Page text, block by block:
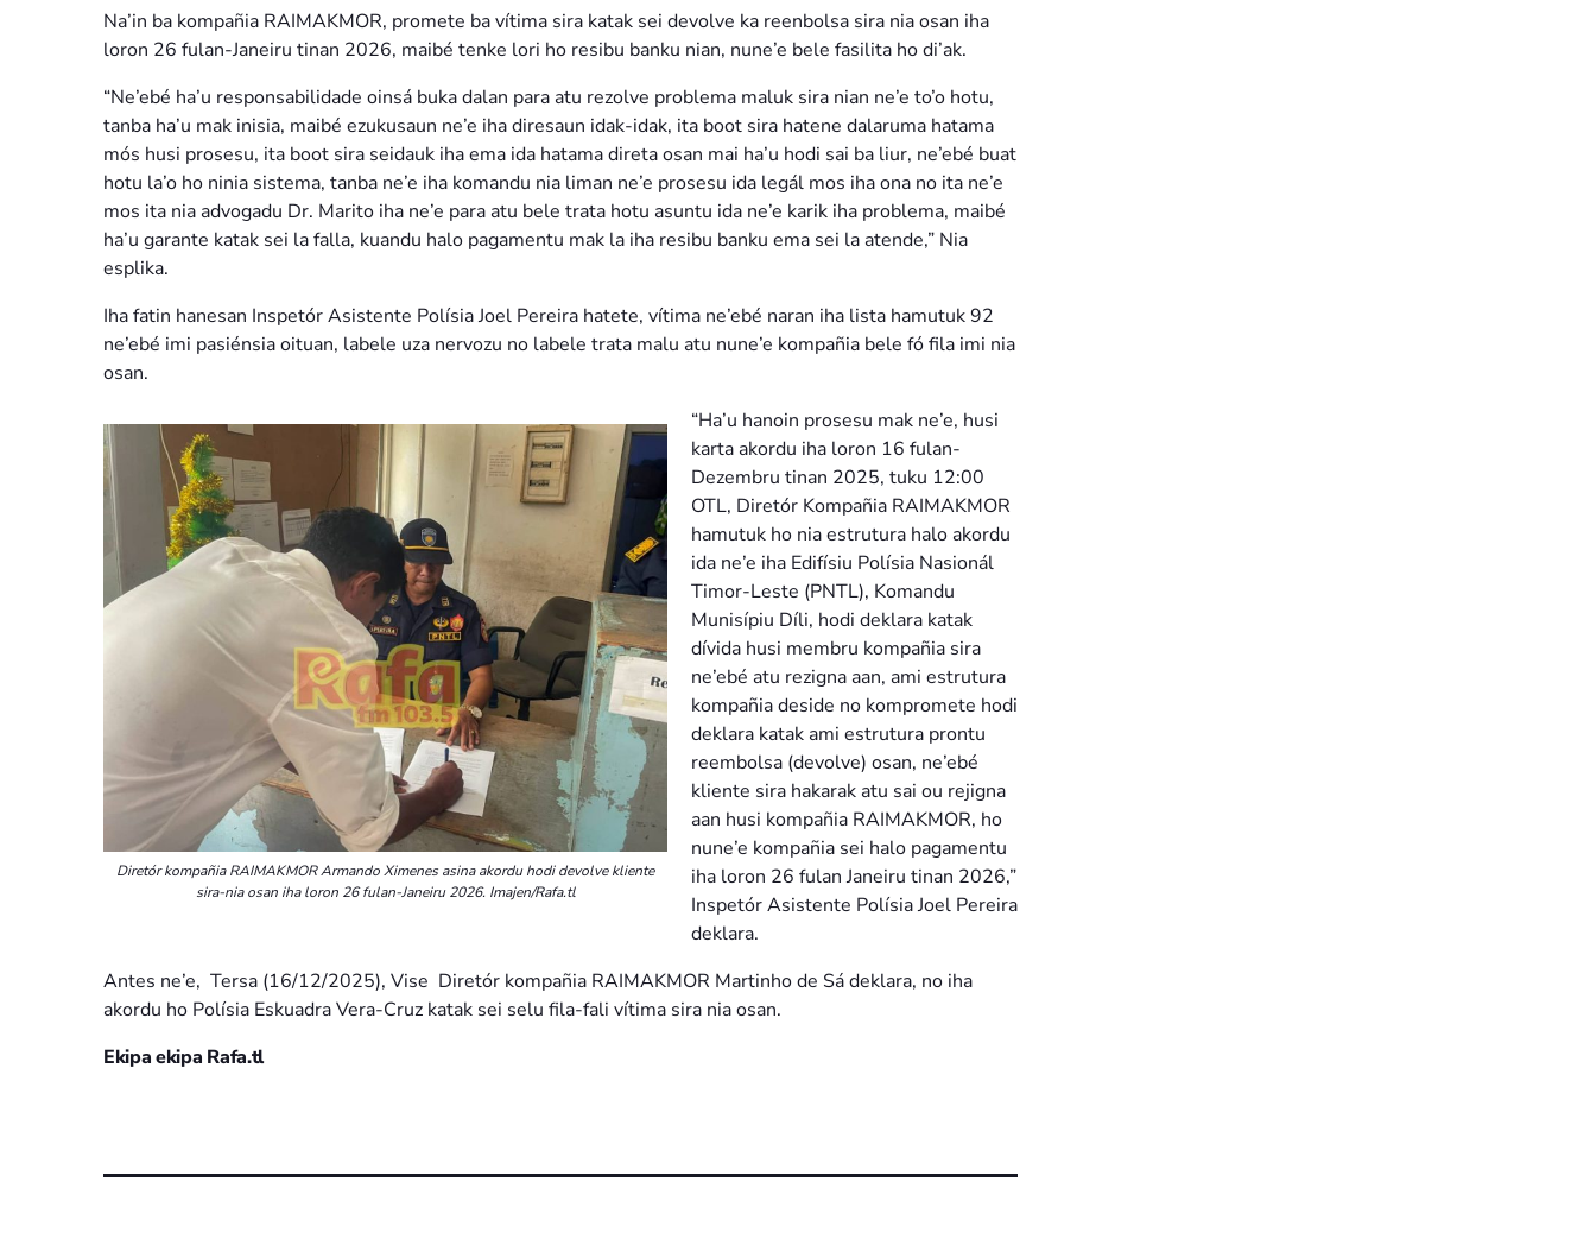
Na’in ba kompañia RAIMAKMOR, promete ba vítima sira katak sei devolve ka reenbolsa sira nia osan iha
loron 26 fulan-Janeiru tinan 2026, maibé tenke lori ho resibu banku nian, nune’e bele fasilita ho di’ak.
“Ne’ebé ha’u responsabilidade oinsá buka dalan para atu rezolve problema maluk sira nian ne’e to’o hotu,
tanba ha’u mak inisia, maibé ezukusaun ne’e iha diresaun idak-idak, ita boot sira hatene dalaruma hatama
mós husi prosesu, ita boot sira seidauk iha ema ida hatama direta osan mai ha’u hodi sai ba liur, ne’ebé buat
hotu la’o ho ninia sistema, tanba ne’e iha komandu nia liman ne’e prosesu ida legál mos iha ona no ita ne’e
mos ita nia advogadu Dr. Marito iha ne’e para atu bele trata hotu asuntu ida ne’e karik iha problema, maibé
ha’u garante katak sei la falla, kuandu halo pagamentu mak la iha resibu banku ema sei la atende,” Nia
esplika.
Iha fatin hanesan Inspetór Asistente Polísia Joel Pereira hatete, vítima ne’ebé naran iha lista hamutuk 92
ne’ebé imi pasiénsia oituan, labele uza nervozu no labele trata malu atu nune’e kompañia bele fó fila imi nia
osan.
Diretór kompañia RAIMAKMOR Armando Ximenes asina akordu hodi devolve kliente
sira-nia osan iha loron 26 fulan-Janeiru 2026. Imajen/Rafa.tl
“Ha’u hanoin prosesu mak ne’e, husi
karta akordu iha loron 16 fulan-
Dezembru tinan 2025, tuku 12:00
OTL, Diretór Kompañia RAIMAKMOR
hamutuk ho nia estrutura halo akordu
ida ne’e iha Edifísiu Polísia Nasionál
Timor-Leste (PNTL), Komandu
Munisípiu Díli, hodi deklara katak
dívida husi membru kompañia sira
ne’ebé atu rezigna aan, ami estrutura
kompañia deside no kompromete hodi
deklara katak ami estrutura prontu
reembolsa (devolve) osan, ne’ebé
kliente sira hakarak atu sai ou rejigna
aan husi kompañia RAIMAKMOR, ho
nune’e kompañia sei halo pagamentu
iha loron 26 fulan Janeiru tinan 2026,”
Inspetór Asistente Polísia Joel Pereira
deklara.
Antes ne’e, Tersa (16/12/2025), Vise Diretór kompañia RAIMAKMOR Martinho de Sá deklara, no iha
akordu ho Polísia Eskuadra Vera-Cruz katak sei selu fila-fali vítima sira nia osan.
Ekipa ekipa Rafa.tl